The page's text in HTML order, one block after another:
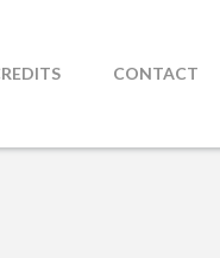
CONTACT